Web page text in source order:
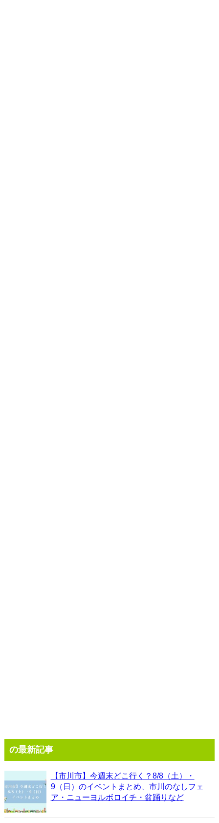
の最新記事
【市川市】今週末どこ行く？8/8（土）・
9（日）のイベントまとめ、市川のなしフェ
ア・ニューヨルボロイチ・盆踊りなど